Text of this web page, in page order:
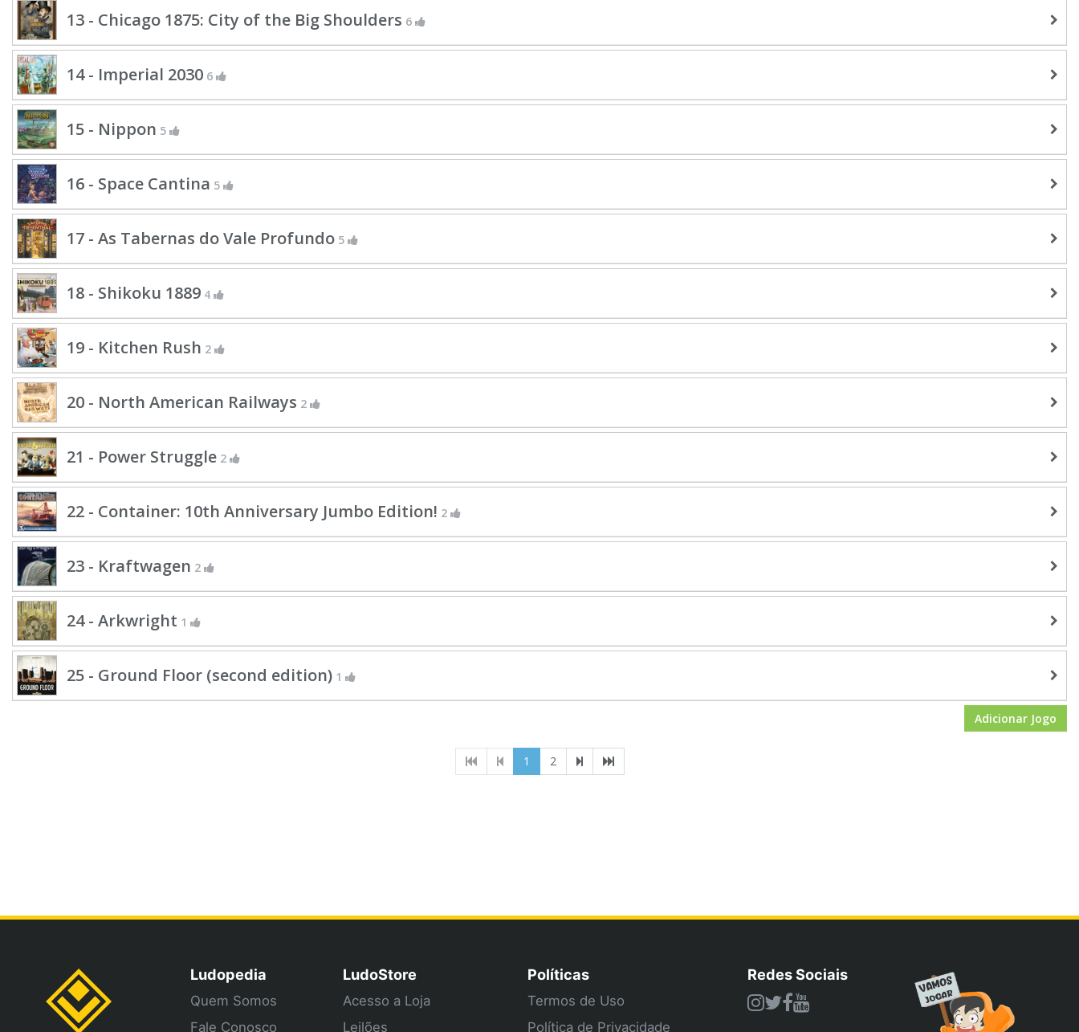
13 - Chicago 1875: City of the Big Shoulders 6
14 - Imperial 2030 6
15 - Nippon 5
16 - Space Cantina 5
17 - As Tabernas do Vale Profundo 5
18 - Shikoku 1889 4
19 - Kitchen Rush 2
20 - North American Railways 2
21 - Power Struggle 2
22 - Container: 10th Anniversary Jumbo Edition! 2
23 - Kraftwagen 2
24 - Arkwright 1
25 - Ground Floor (second edition) 1
Adicionar Jogo
1 (current)
2
Ludopedia
Quem Somos
Fale Conosco
LudoStore
Acesso a Loja
Leilões
Políticas
Termos de Uso
Política de Privacidade
Redes Sociais